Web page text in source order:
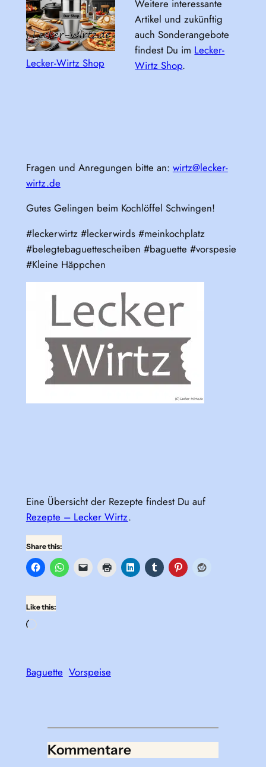
Lecker-Wirtz Shop
Weitere interessante
Artikel und zukünftig
auch Sonderangebote
findest Du im Lecker-
Wirtz Shop.
Fragen und Anregungen bitte an: wirtz@lecker-
wirtz.de
Gutes Gelingen beim Kochlöffel Schwingen!
#leckerwirtz #leckerwirds #meinkochplatz
#belegtebaguettescheiben #baguette #vorspesie
#Kleine Häppchen
Eine Übersicht der Rezepte findest Du auf
Rezepte – Lecker Wirtz.
Share this:
Like this:
Loading…
Baguette Vorspeise
Kommentare